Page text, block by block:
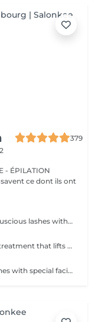
379
- ÉPILATION
ce dont ils ont
Your mascara can't do that! Experience luscious lashes with our professional lash extensions. Each artificial lash is expertly applied to your natural lashes, creating a fuller, longer, and darker look. Volume options: choose from 1D to 5D for the perfect fullness. Personalised choices: discuss your preferences for curves and colours with our expert. What to expect: - eye area is cleaned - tape and patches protect the skin - extensions are applied to your natural lashes - lashes are dried for a secure hold - tape and patches are removed Post-care: avoid wetting lashes for 24 hours. Frequency: schedule every 3-4 weeks.
Forget about mascara for 2 month! It is treatment that lifts and curls your natural lashes to make them look longer and give them an attractive shape that will open up your eyes. How is lash lamination done? - lashes are washed - eye pad is placed - silicone rods are placed - perming solution is applied - lifting solution is applied - noutralizing solution is applied - henna or paint is applied - keratin is applied - lashes are washed - silicone rods are removed Age restrictions: recommended to do from 14 years. Post procedure recommendations: do not wash eyelashes 24 hours after the procedure. Frequency: once in 4-6 weeks.
Our specialists remove your artificial lashes with special facilities. If the lashes were done in our beauty space - on your next visit for lash extensions removal will be for free.